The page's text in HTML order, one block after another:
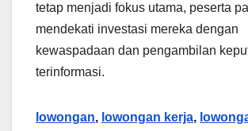
tetap menjadi fokus utama, peserta
mendekati investasi mereka dengan
kewaspadaan dan pengambilan
terinformasi.
lowongan, lowongan kerja,